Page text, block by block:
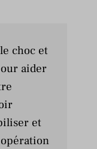
choc et
aider
et